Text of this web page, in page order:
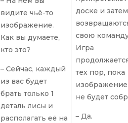
видите чьё-то
изображение.
Как вы думаете,
кто это?
– Сейчас, каждый
из вас будет
брать только 1
деталь лисы и
располагать её на
доске и затем
свою
Игра
тех пор, пока
не будет
– Да.